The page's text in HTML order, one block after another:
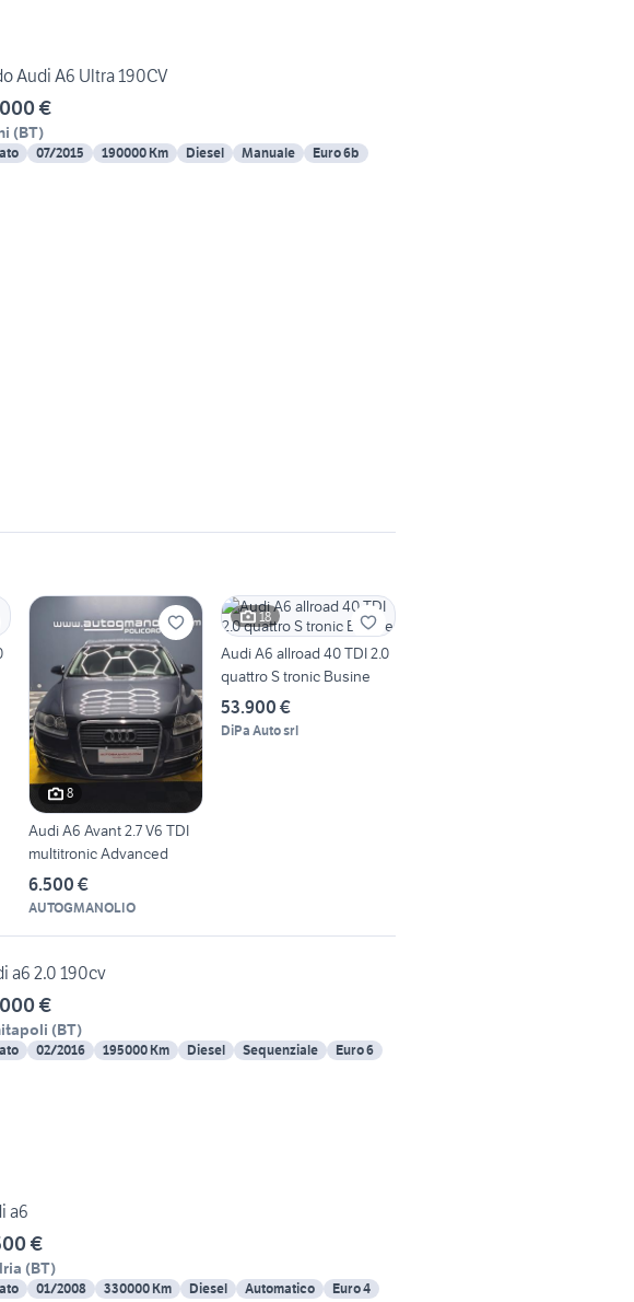
Audi A6 Ultra 190CV
€
(BT)
07/2015 190000 Km Diesel Manuale Euro 6b
8
Audi A6 Avant 2.7 V6 TDI
multitronic Advanced
6.500 €
AUTOGMANOLIO
18
Audi A6 allroad 40 TDI 2.0
quattro S tronic Busine
53.900 €
DiPa Auto srl
a6 2.0 190cv
€
(BT)
02/2016 195000 Km Diesel Sequenziale Euro 6
a6
€
(BT)
01/2008 330000 Km Diesel Automatico Euro 4